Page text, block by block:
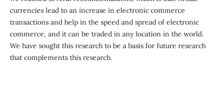
currencies lead to an increase in electronic commerce
transactions and help in the speed and spread of electronic
commerce, and it can be traded in any location in the world.
We have sought this research to be a basis for future research
that complements this research.